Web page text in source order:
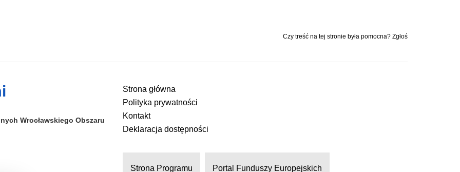
Czy treść na tej stronie była pomocna? Zgłoś
Wrocławskiego Obszaru
Strona główna
Polityka prywatności
Kontakt
Deklaracja dostępności
Strona Programu Portal Funduszy Europejskich